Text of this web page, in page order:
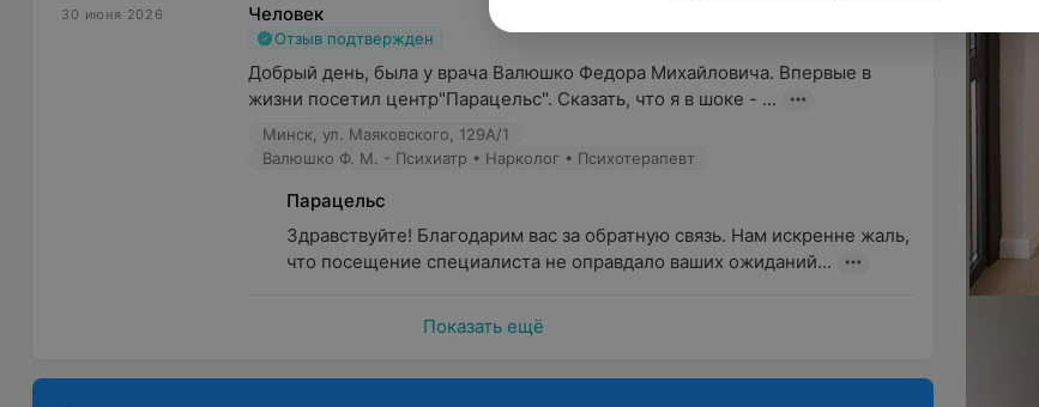
30 июня 2026 Человек
Отзыв подтвержден
Добрый день, была у врача Валюшко Федора Михайловича. Впервые в
жизни посетил центр"Парацельс". Сказать, что я в шоке - ...
Минск, ул. Маяковского, 129А/1
Валюшко Ф. М. - Психиатр • Нарколог • Психотерапевт
Парацельс
Здравствуйте! Благодарим вас за обратную связь. Нам искренне жаль,
что посещение специалиста не оправдало ваших ожиданий...
Показать ещё